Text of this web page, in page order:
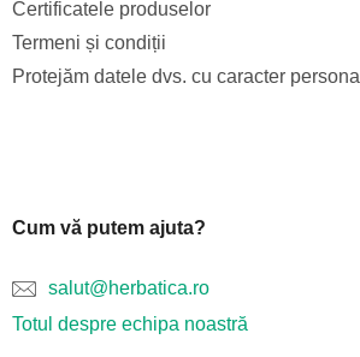
Certificatele produselor
Termeni și condiții
Protejăm datele dvs. cu caracter personal
Cum vă putem ajuta?
salut@herbatica.ro
Totul despre echipa noastră